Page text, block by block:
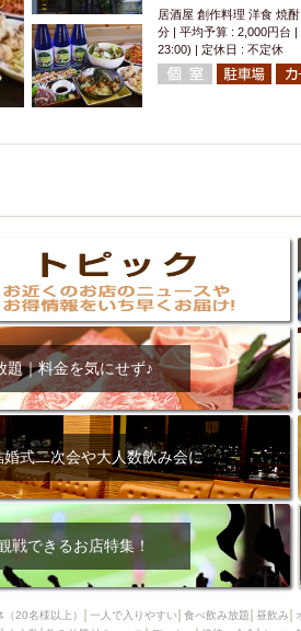
なトイレ
ランチバイキング フルーツ
ル
鉄板焼き 幹事様特典 おばんざ
秋限定メニュー 春限定メニュー フ
居酒屋 創作料理 洋食 焼
分 | 平均予算 : 2,000円台
23:00) | 定休日 : 不定休
題｜料金を気にせず♪
式二次会や大人数飲み会に
戦できるお店特集！
（20名様以上） 一人で入りやすい 食べ飲み放題 昼飲み